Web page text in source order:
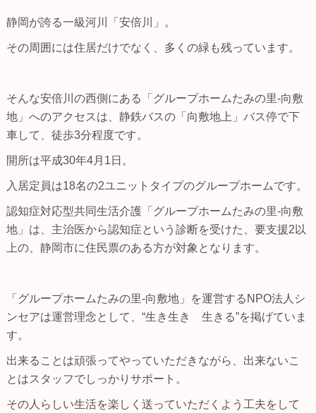
静岡が誇る一級河川「安倍川」。
その周囲には住居だけでなく、多くの緑も残っています。
そんな安倍川の西側にある「グループホームたみの里-向敷
地」へのアクセスは、静鉄バスの「向敷地上」バス停で下
車して、徒歩3分程度です。
開所は平成30年4月1日。
入居定員は18名の2ユニットタイプのグループホームです。
認知症対応型共同生活介護「グループホームたみの里-向敷
地」は、主治医から認知症という診断を受けた、要支援2以
上の、静岡市に住民票のある方が対象となります。
「グループホームたみの里-向敷地」を運営するNPO法人シ
ンセアは運営理念として、“生き生き 生きる”を掲げていま
す。
出来ることは頑張ってやっていただきながら、出来ないこ
とはスタッフでしっかりサポート。
その人らしい生活を楽しく送っていただくよう工夫をして